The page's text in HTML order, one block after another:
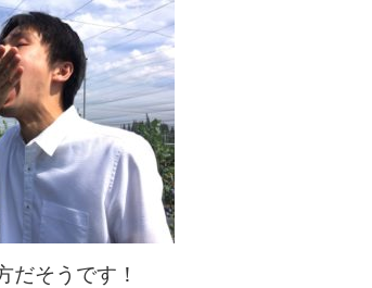
だそうです！